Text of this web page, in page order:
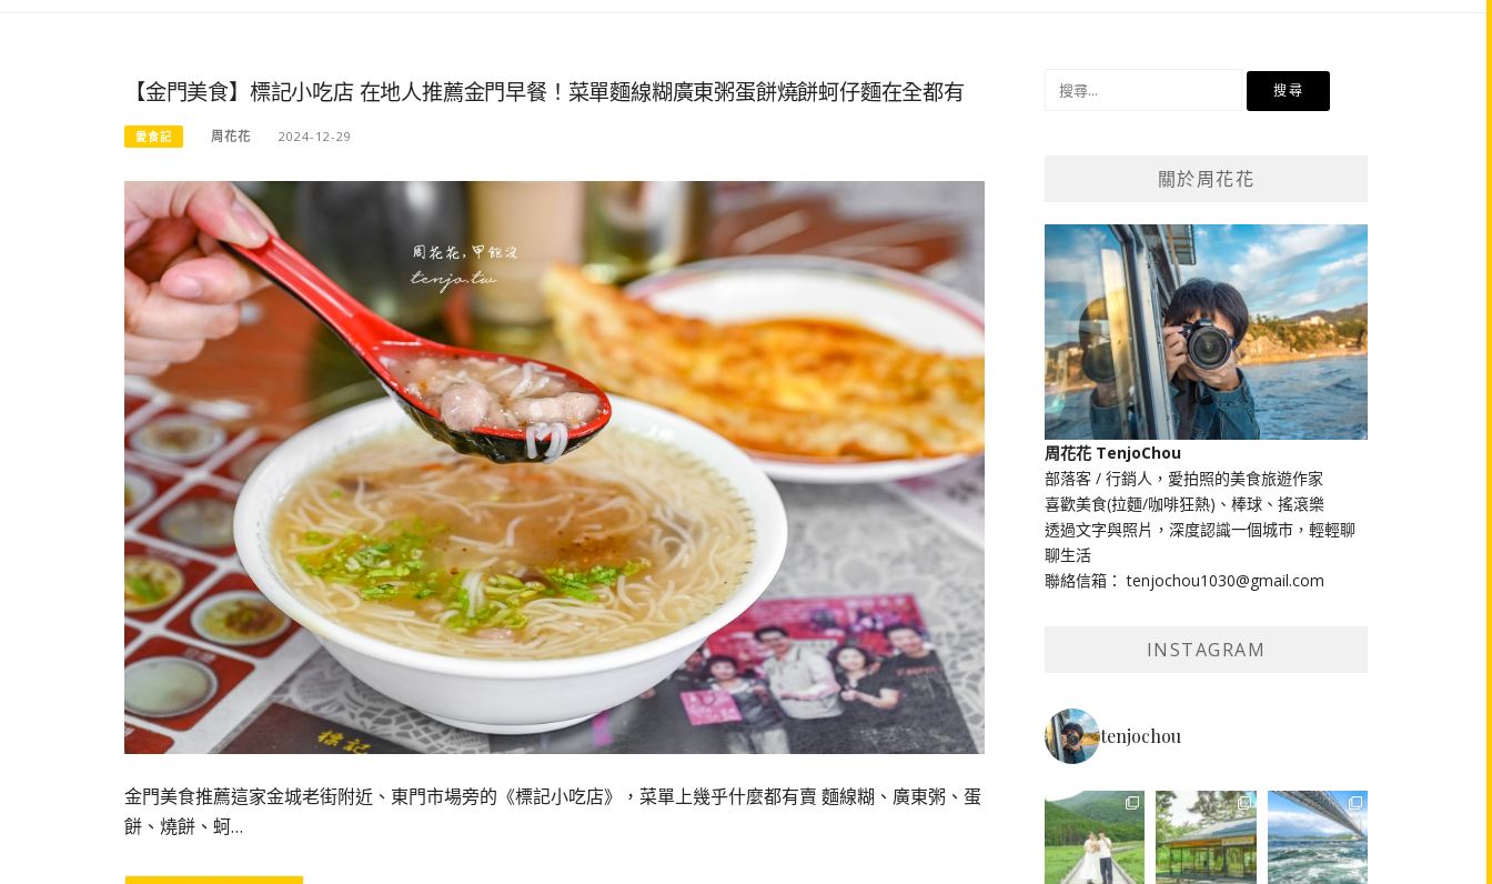
【金門美食】標記小吃店 在地人推薦金門早餐！菜單麵線糊廣東粥蛋餅燒餅蚵仔麵在全都有
愛食記 周花花 2024-12-29
金門美食推薦這家金城老街附近、東門市場旁的《標記小吃店》，菜單上幾乎什麼都有賣 麵線糊、廣東粥、蛋
餅、燒餅、蚵…
關於周花花
周花花 TenjoChou
部落客 / 行銷人，愛拍照的美食旅遊作家
喜歡美食(拉麵/咖啡狂熱)、棒球、搖滾樂
透過文字與照片，深度認識一個城市，輕輕聊
聊生活
聯絡信箱： tenjochou1030@gmail.com
INSTAGRAM
tenjochou